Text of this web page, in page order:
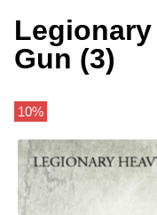
Gun (3)
10%